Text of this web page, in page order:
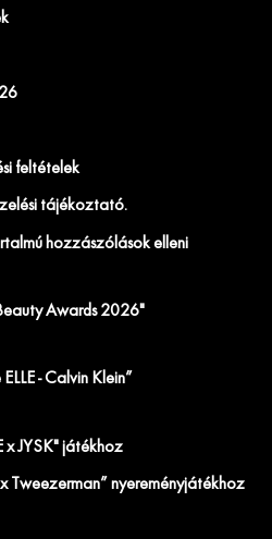
feltételek
tájékoztató.
hozzászólások elleni
Awards 2026"
- Calvin Klein”
x JYSK" játékhoz
Tweezerman” nyereményjátékhoz